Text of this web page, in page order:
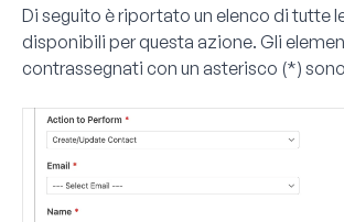
Di seguito è riportato un elenco di tutte
disponibili per questa azione. Gli
contrassegnati con un asterisco (*)